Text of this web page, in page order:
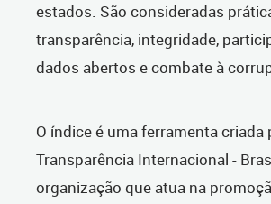
estados. São consideradas
transparência, integridade,
dados abertos e combate à
O índice é uma ferramenta criada
Transparência Internacional -
organização que atua na